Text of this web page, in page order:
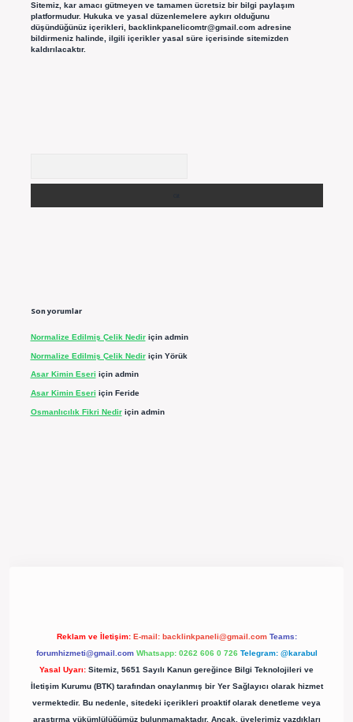
Sitemiz, kar amacı gütmeyen ve tamamen ücretsiz bir bilgi paylaşım
platformudur. Hukuka ve yasal düzenlemelere aykırı olduğunu
düşündüğünüz içerikleri, backlinkpanelicomtr@gmail.comadresine
bildirmeniz halinde, ilgili içerikler yasal süre içerisinde sitemizden
kaldırılacaktır.
Son yorumlar
Normalize Edilmiş Çelik Nediriçin admin
Normalize Edilmiş Çelik Nediriçin Yörük
Asar Kimin Eseri için admin
Asar Kimin Eseri için Feride
Osmanlıcılık Fikri Nediriçin admin
Reklam ve İletişim: E-mail: backlinkpaneli@gmail.com Teams:
forumhizmeti@gmail.com Whatsapp: 0262 606 0 726 Telegram: @karabul
Yasal Uyarı: Sitemiz, 5651 Sayılı Kanun gereğince Bilgi Teknolojileri ve
İletişim Kurumu (BTK) tarafından onaylanmış bir Yer Sağlayıcı olarak hizmet
vermektedir. Bu nedenle, sitedeki içerikleri proaktif olarak denetleme veya
araştırma yükümlülüğümüz bulunmamaktadır. Ancak, üyelerimiz yazdıkları